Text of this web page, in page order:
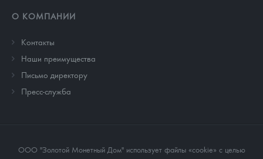
О КОМПАНИИ
Контакты
Наши преимущества
Письмо директору
Пресс-служба
ООО "Золотой Монетный Дом" использует файлы «cookie» с целью